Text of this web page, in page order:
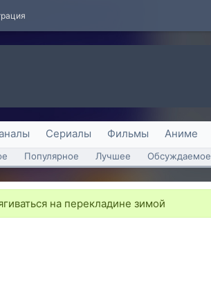
Сериалы Фильмы Аниме
Популярное Лучшее Обсуждаемое
на перекладине зимой